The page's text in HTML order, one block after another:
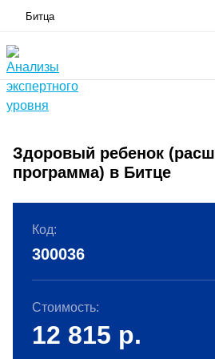
Битца
Здоровый ребенок
программа) в Битце
Код:
300036
Стоимость:
12 815 р.